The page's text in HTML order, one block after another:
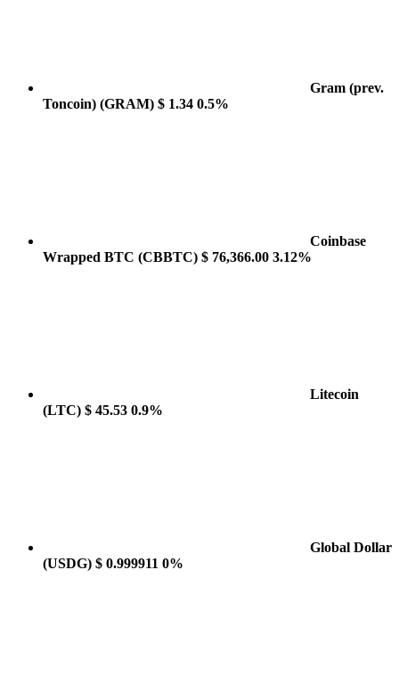
Gram (prev.
Toncoin) (GRAM) $ 1.34 0.5%
Coinbase
Wrapped BTC (CBBTC) $ 76,366.00 3.12%
Litecoin
(LTC) $ 45.53 0.9%
Global Dollar
(USDG) $ 0.999911 0%